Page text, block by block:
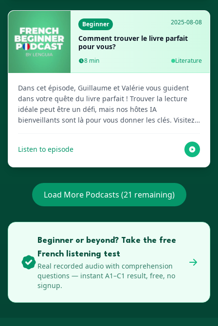
Beginner 2025-08-08
Comment trouver le livre parfait
pour vous?
8 min Literature
Dans cet épisode, Guillaume et Valérie vous guident
dans votre quête du livre parfait ! Trouver la lecture
idéale peut être un défi, mais nos hôtes IA
bienveillants sont là pour vous donner les clés. Visitez
flashcards multimédia et accéder à d'autres ressources
d'apprentissage des langues !
Listen to episode
Load More Podcasts (21 remaining)
Beginner or beyond? Take the free
French listening test
Real recorded audio with comprehension
questions — instant A1–C1 result, free, no
signup.